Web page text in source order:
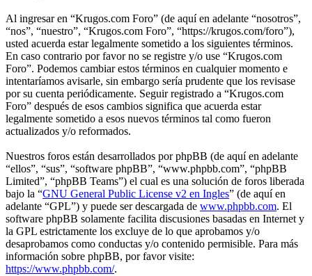
Al ingresar en “Krugos.com Foro” (de aquí en adelante “nosotros”,
“nos”, “nuestro”, “Krugos.com Foro”, “https://krugos.com/foro”),
usted acuerda estar legalmente sometido a los siguientes términos.
En caso contrario por favor no se registre y/o use “Krugos.com
Foro”. Podemos cambiar estos términos en cualquier momento e
intentaríamos avisarle, sin embargo sería prudente que los revisase
por su cuenta periódicamente. Seguir registrado a “Krugos.com
Foro” después de esos cambios significa que acuerda estar
legalmente sometido a esos nuevos términos tal como fueron
actualizados y/o reformados.
Nuestros foros están desarrollados por phpBB (de aquí en adelante
“ellos”, “sus”, “software phpBB”, “www.phpbb.com”, “phpBB
Limited”, “phpBB Teams”) el cual es una solución de foros liberada
bajo la “GNU General Public License v2 en Ingles” (de aquí en
adelante “GPL”) y puede ser descargada de www.phpbb.com. El
software phpBB solamente facilita discusiones basadas en Internet y
la GPL estrictamente los excluye de lo que aprobamos y/o
desaprobamos como conductas y/o contenido permisible. Para más
información sobre phpBB, por favor visite:
https://www.phpbb.com/.